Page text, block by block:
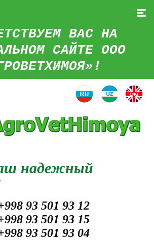
ВАС НА
САЙТЕ ООО
надежный
93 501 93 12
93 501 93 15
93 501 93 04